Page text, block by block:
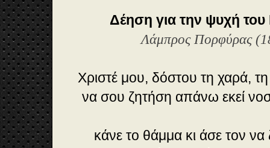
Δέηση για την ψυχή
Λάμπρος Πορφύρας
Χριστέ μου, δόστου τη χαρά,
να σου ζητήση απάνω εκεί
κάνε το θάμμα κι άσε τον